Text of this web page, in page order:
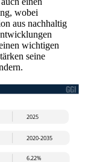
wobei
aus nachhaltig
wichtigen
seine